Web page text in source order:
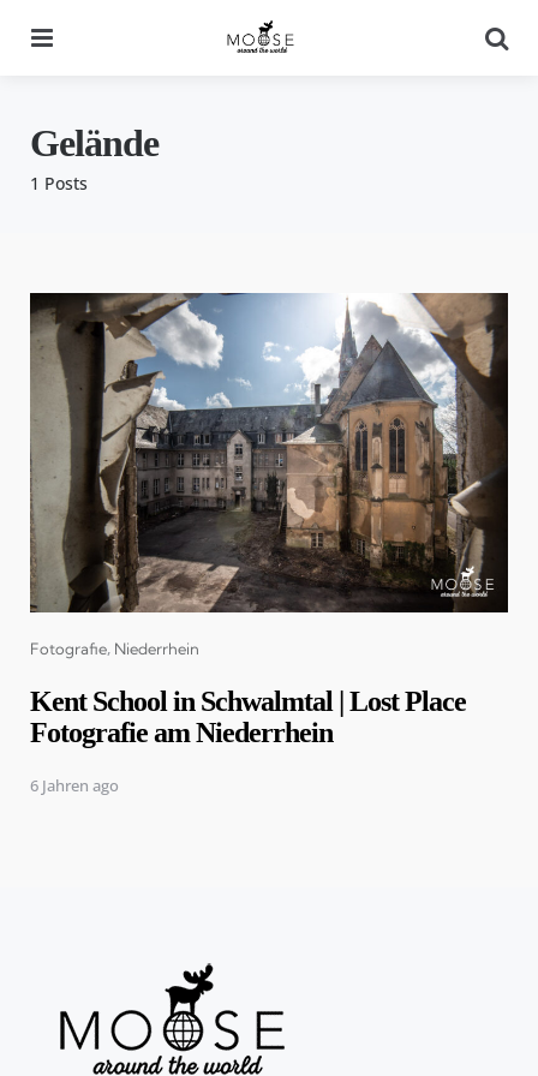
1 Posts
Gelände
Categories
Fotografie Niederrhein
Kent School in Schwalmtal | Lost Place
Fotografie am Niederrhein
6 Jahren ago